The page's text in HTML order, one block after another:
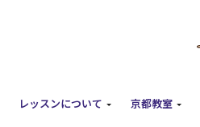
レッスンについて 京都教室